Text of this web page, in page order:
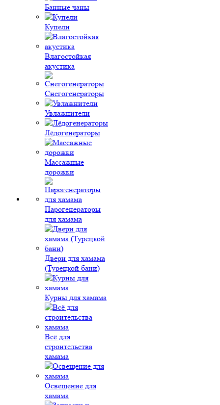
Банные чаны
Купели
Влагостойкая
акустика
Снегогенераторы
Увлажнители
Лёдогенераторы
Массажные
дорожки
Парогенераторы
для хамама
Двери для хамама
(Турецкой бани)
Курны для хамама
Всё для
строительства
хамама
Освещение для
хамама